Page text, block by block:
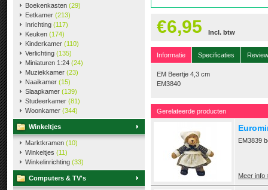
Boekenkasten (29)
Eetkamer (213)
Inrichting (117)
Keuken (174)
Kinderkamer (110)
Verlichting (135)
Miniaturen 1:24 (24)
Muziekkamer (23)
Naaikamer (15)
Slaapkamer (139)
Studeerkamer (81)
Woonkamer (344)
Winkeltjes
Marktkramen (10)
Winkeltjes (11)
Winkelinrichting (33)
Computers & TV's
€6,95 Incl. btw
Informatie Specificaties
EM Beertje 4,3 cm
EM3840
Gerelateerde producten
EM3839
Meer info